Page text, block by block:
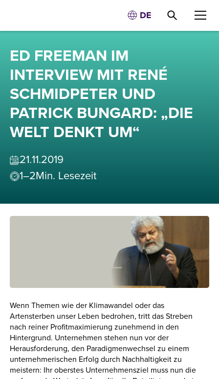
DE
ED FREEMAN IM
INTERVIEW MIT RENÉ
SCHMIDPETER UND
PATRICK BUNGARD: „DIE
WELT DENKT UM“
21.11.2019
1–2Min. Lesezeit
Wenn Themen wie der Klimawandel oder das
Artensterben unser Leben bedrohen, tritt das Streben
nach reiner Profitmaximierung zunehmend in den
Hintergrund. Unternehmen stehen nun vor der
Herausforderung, den Paradigmenwechsel zu einem
unternehmerischen Erfolg durch Nachhaltigkeit zu
meistern: Ihr oberstes Unternehmensziel muss nun die